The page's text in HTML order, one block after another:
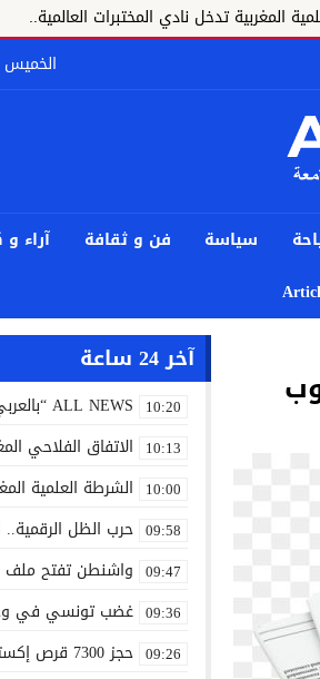
نادي المختبرات العالمية..
الخميس 6 أغسطس 2026 - 17:39 مساءً
سياسة فن و ثقافة آراء
آخر 24 ساعة
10:20 ALL NEWS “بالعربي” أخبار بالمختصر المفيد من كل حدب وصوب
10:13 الاتفاق الفلاحي
10:00 الشرطة العلمية
09:58 حرب الظل الرقمية..
09:47 واشنطن تفتح ملف
09:36 غضب تونسي في وجه
09:26 حجز 7300 قرص إكستازي بأكادير..